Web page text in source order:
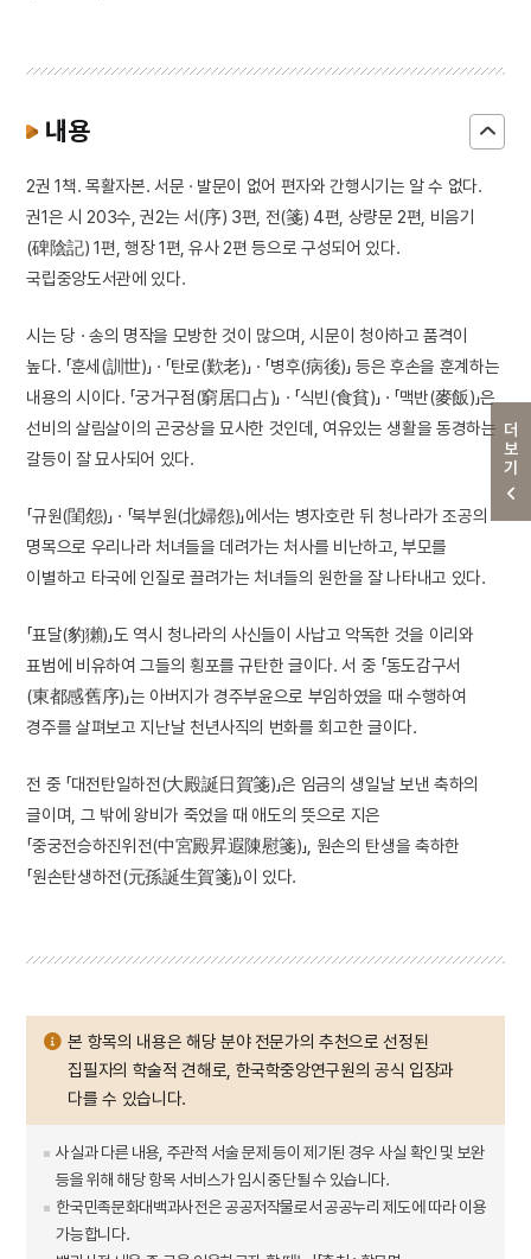
더보기
내용
2권 1책. 목활자본. 서문 · 발문이 없어 편자와 간행시기는 알 수 없다.
권1은 시 203수, 권2는 서(序) 3편, 전(箋) 4편, 상량문 2편, 비음기
(碑陰記) 1편, 행장 1편, 유사 2편 등으로 구성되어 있다.
국립중앙도서관에 있다.
시는 당 · 송의 명작을 모방한 것이 많으며, 시문이 청아하고 품격이
높다. 「훈세(訓世)」 · 「탄로(歎老)」 · 「병후(病後)」 등은 후손을 훈계하는
내용의 시이다. 「궁거구점(窮居口占)」 · 「식빈(食貧)」 · 「맥반(麥飯)」은
선비의 살림살이의 곤궁상을 묘사한 것인데, 여유있는 생활을 동경하는
갈등이 잘 묘사되어 있다.
「규원(閨怨)」 · 「북부원(北婦怨)」에서는 병자호란 뒤 청나라가 조공의
명목으로 우리나라 처녀들을 데려가는 처사를 비난하고, 부모를
이별하고 타국에 인질로 끌려가는 처녀들의 원한을 잘 나타내고 있다.
「표달(豹獺)」도 역시 청나라의 사신들이 사납고 악독한 것을 이리와
표범에 비유하여 그들의 횡포를 규탄한 글이다. 서 중 「동도감구서
(東都感舊序)」는 아버지가 경주부윤으로 부임하였을 때 수행하여
경주를 살펴보고 지난날 천년사직의 번화를 회고한 글이다.
전 중 「대전탄일하전(大殿誕日賀箋)」은 임금의 생일날 보낸 축하의
글이며, 그 밖에 왕비가 죽었을 때 애도의 뜻으로 지은
「중궁전승하진위전(中宮殿昇遐陳慰箋)」, 원손의 탄생을 축하한
「원손탄생하전(元孫誕生賀箋)」이 있다.
본 항목의 내용은 해당 분야 전문가의 추천으로 선정된
집필자의 학술적 견해로, 한국학중앙연구원의 공식 입장과
다를 수 있습니다.
사실과 다른 내용, 주관적 서술 문제 등이 제기된 경우 사실 확인 및 보완
등을 위해 해당 항목 서비스가 임시 중단될 수 있습니다.
한국민족문화대백과사전은 공공저작물로서 공공누리 제도에 따라 이용
가능합니다.